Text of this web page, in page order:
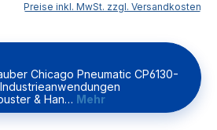
Preise inkl. MwSt. zzgl. Versandkosten
Chicago Pneumatic CP6130-
& Han… Mehr